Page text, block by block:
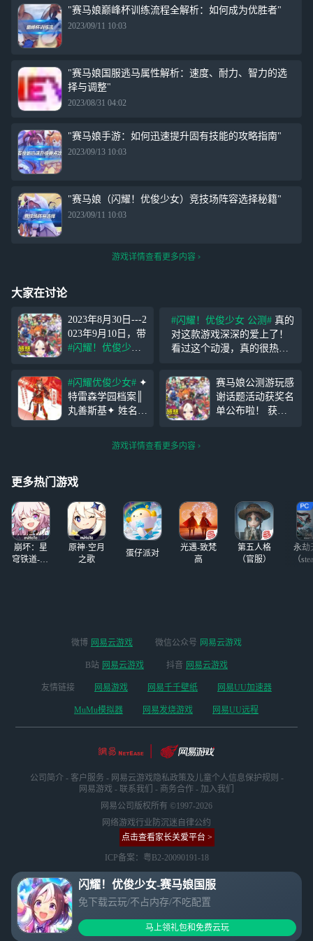
闪耀！优俊少女-赛马娘国服
免下载云玩/不占内存/不吃配置
马上领礼包和免费云玩
"赛马娘巅峰杯训练流程全解析：如何成为优胜者"
2023/09/11 10:03
"赛马娘国服逃马属性解析：速度、耐力、智力的选
择与调整"
2023/08/31 04:02
"赛马娘手游：如何迅速提升固有技能的攻略指南"
2023/09/13 10:03
"赛马娘（闪耀！优俊少女）竞技场阵容选择秘籍"
2023/09/11 10:03
游戏详情查看更多内容
大家在讨论
2023年8月30日---2
023年9月10日，带
#闪耀！优俊少女#
想，有机会获得丰
厚奖励哦~ 参与方
式：带 #闪耀！优
俊少女 公测#话
广播即可参与活动
#闪耀！优俊少女 公测# 真的
对这款游戏深深的爱上了！
看过这个动漫，真的很热血
居然出了游戏啊！主要是建
模真的爱了，和动漫很真
实！简直没得说，剧情也是O
K！
#闪耀优俊少女#
特雷森学园档案║
丸善斯基✦ 姓名--
部 生日--5月19日
重--理想状态 个性
有些老气的大姐
赛马娘公测游玩感
谢话题活动获奖名
单公布啦！ 获奖I
游戏详情查看更多内容
更多热门游戏
崩坏：星
穹铁道-4.4
原神·空月
之歌
蛋仔派对
光遇-致梵
高
第五人格
（官服）
永劫
（
微博 网易云游戏 微信公众号 网易云游戏
B站 网易云游戏 抖音 网易云游戏
友情链接 网易游戏 网易千千壁纸 网易UU加速器
MuMu模拟器 网易发烧游戏 网易UU远程
公司简介 - 客户服务 - 网易云游戏隐私政策及儿童个人信息保护规则 -
网易游戏 - 联系我们 - 商务合作 - 加入我们
网易公司版权所有 ©1997-2026
网络游戏行业防沉迷自律公约
点击查看家长关爱平台 >
ICP备案：粤B2-20090191-18